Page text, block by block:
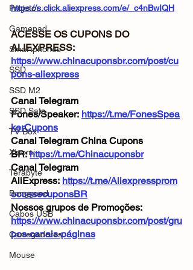
Projetor
Gamepad
Smartphones
SSD
SSD M2
SSD Sata
TV Box
Xiaomi
Terabyte
Banggood
Cabos USB
Carregadores
Mouse
https://s.click.aliexpress.com/e/_c4nBwIQH
ACESSE OS CUPONS DO
ALIEXPRESS:
https://www.chinacuponsbr.com/post/cu
pons-aliexpress
Canal Telegram
Fones/Speaker: https://t.me/FonesSpea
kerCupons
Canal Telegram China Cupons
BR: https://t.me/Chinacuponsbr
Canal Telegram
AliExpress: https://t.me/Aliexpressprom
ocoesecuponsBR
Nossos grupos de Promoções:
https://www.chinacuponsbr.com/post/gru
pos-canais-páginas